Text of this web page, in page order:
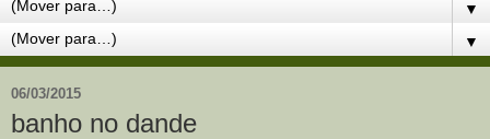
▼
▼
06/03/2015
banho no dande